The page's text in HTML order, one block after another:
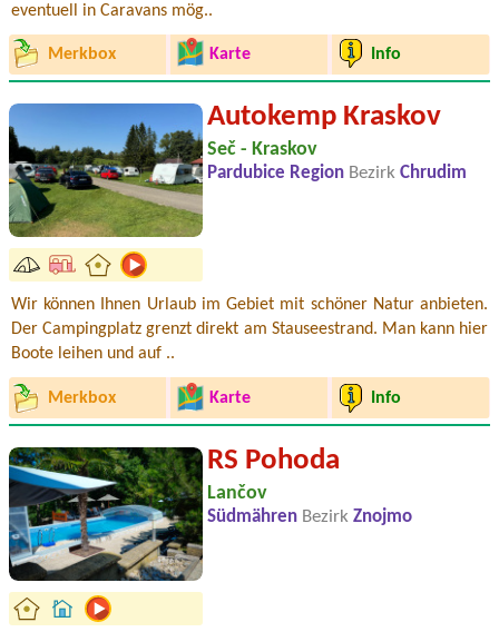
eventuell in Caravans mög..
Merkbox Karte Info
Autokemp Kraskov
Seč - Kraskov
Pardubice Region Bezirk Chrudim
Wir können Ihnen Urlaub im Gebiet mit schöner Natur anbieten.
Der Campingplatz grenzt direkt am Stauseestrand. Man kann hier
Boote leihen und auf ..
Merkbox Karte Info
RS Pohoda
Lančov
Südmähren Bezirk Znojmo